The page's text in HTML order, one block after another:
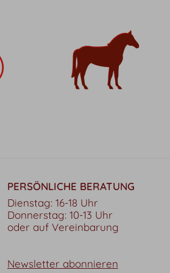
PERSÖNLICHE BERATUNG
Dienstag: 16-18 Uhr
Donnerstag: 10-13 Uhr
oder auf Vereinbarung
Newsletter abonnieren